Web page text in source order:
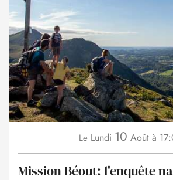
Le Lundi 10 Août à
Mission Béout: l'enquête